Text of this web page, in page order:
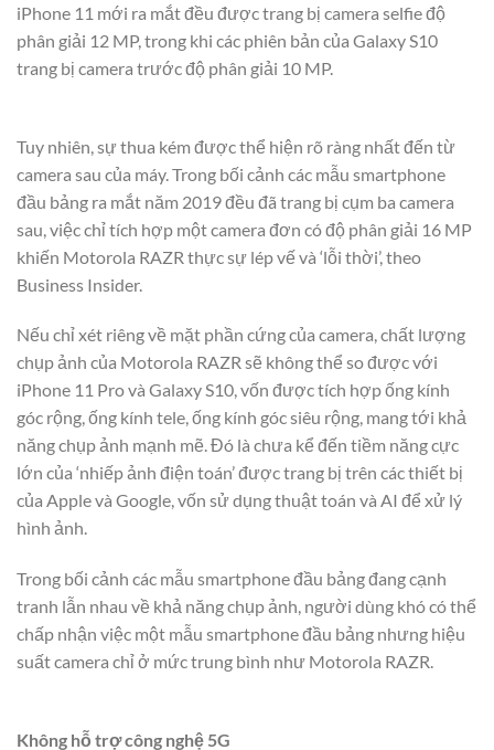
iPhone 11 mới ra mắt đều được trang bị camera selfie độ
phân giải 12 MP, trong khi các phiên bản của Galaxy S10
trang bị camera trước độ phân giải 10 MP.
Tuy nhiên, sự thua kém được thể hiện rõ ràng nhất đến từ
camera sau của máy. Trong bối cảnh các mẫu smartphone
đầu bảng ra mắt năm 2019 đều đã trang bị cụm ba camera
sau, việc chỉ tích hợp một camera đơn có độ phân giải 16 MP
khiến Motorola RAZR thực sự lép vế và ‘lỗi thời’, theo
Business Insider.
Nếu chỉ xét riêng về mặt phần cứng của camera, chất lượng
chụp ảnh của Motorola RAZR sẽ không thể so được với
iPhone 11 Pro và Galaxy S10, vốn được tích hợp ống kính
góc rộng, ống kính tele, ống kính góc siêu rộng, mang tới khả
năng chụp ảnh mạnh mẽ. Đó là chưa kể đến tiềm năng cực
lớn của ‘nhiếp ảnh điện toán’ được trang bị trên các thiết bị
của Apple và Google, vốn sử dụng thuật toán và AI để xử lý
hình ảnh.
Trong bối cảnh các mẫu smartphone đầu bảng đang cạnh
tranh lẫn nhau về khả năng chụp ảnh, người dùng khó có thể
chấp nhận việc một mẫu smartphone đầu bảng nhưng hiệu
suất camera chỉ ở mức trung bình như Motorola RAZR.
Không hỗ trợ công nghệ 5G